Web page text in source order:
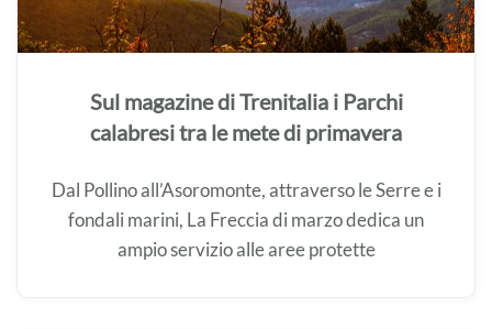
Sul magazine di Trenitalia i Parchi
calabresi tra le mete di primavera
Dal Pollino all’Asoromonte, attraverso le Serre e i
fondali marini, La Freccia di marzo dedica un
ampio servizio alle aree protette